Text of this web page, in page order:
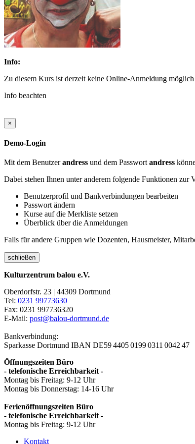
Info:
Zu diesem Kurs ist derzeit keine Online-Anmeldung möglich
Info beachten
×
Demo-Login
Mit dem Benutzerandress und dem Passwort andress
Dabei stehen Ihnen unter anderem folgende Funktionen zur
Benutzerprofil und Bankverbindungen bearbeiten
Passwort ändern
Kurse auf die Merkliste setzen
Überblick über die Anmeldungen
Falls für andere Gruppen wie Dozenten, Hausmeister,
schließen
Kulturzentrum balou e.V.
Oberdorfstr. 23 | 44309 Dortmund
Tel: 0231 99773630
Fax: 0231 997736320
E-Mail: post@balou-dortmund.de
Bankverbindung:
Sparkasse Dortmund IBAN DE59 4405 0199 0311 0042 47
Öffnungszeiten Büro
- telefonische Erreichbarkeit -
Montag bis Freitag: 9-12 Uhr
Montag bis Donnerstag: 14-16 Uhr
Ferienöffnungszeiten Büro
- telefonische Erreichbarkeit -
Montag bis Freitag: 9-12 Uhr
Kontakt